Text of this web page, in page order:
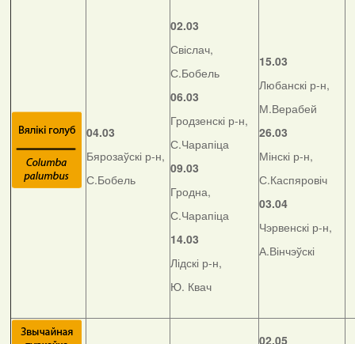
04.03
Бярозаўскі р-н,
С.Бобель
02.03
Свіслач,
С.Бобель
06.03
Гродзенскі р-н,
С.Чарапіца
09.03
Гродна,
С.Чарапіца
14.03
Лідскі р-н,
Ю. Квач
15.03
Любанскі р-н,
М.Верабей
26.03
Мінскі р-н,
С.Каспяровіч
03.04
Чэрвенскі р-н,
А.Вінчэўскі
02.05